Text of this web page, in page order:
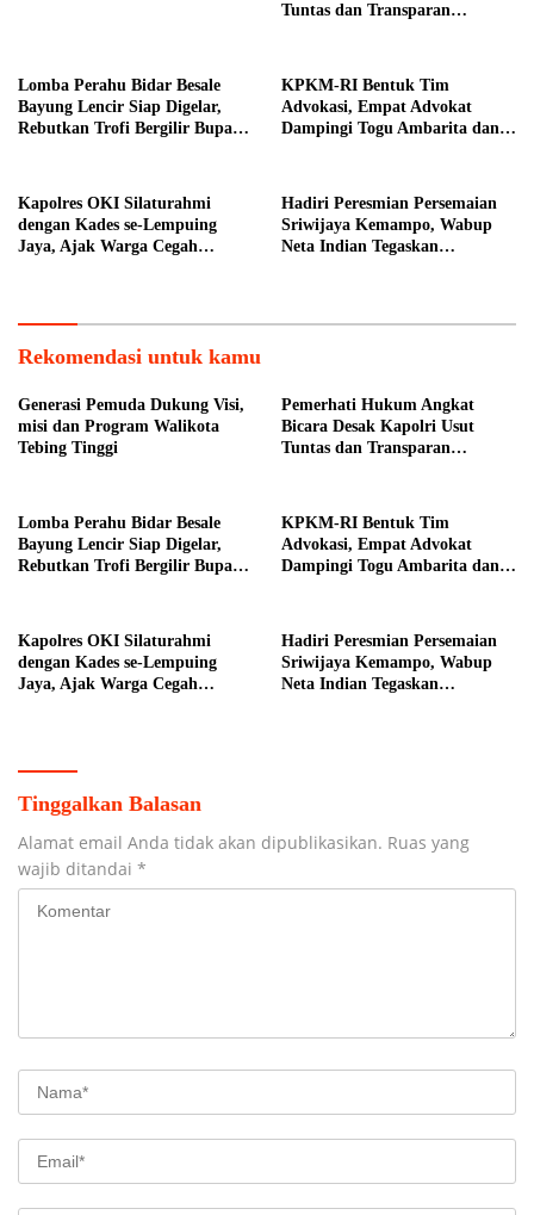
Tuntas dan Transparan
Lomba Perahu Bidar Besale
Bayung Lencir Siap Digelar,
Rebutkan Trofi Bergilir Bupati
KPKM-RI Bentuk Tim
Advokasi, Empat Advokat
Dampingi Togu Ambarita dan
Kapolres OKI Silaturahmi
dengan Kades se-Lempuing
Jaya, Ajak Warga Cegah
Hadiri Peresmian Persemaian
Sriwijaya Kemampo, Wabup
Neta Indian Tegaskan
Rekomendasi untuk kamu
Generasi Pemuda Dukung Visi,
misi dan Program Walikota
Tebing Tinggi
Pemerhati Hukum Angkat
Bicara Desak Kapolri Usut
Tuntas dan Transparan
Lomba Perahu Bidar Besale
Bayung Lencir Siap Digelar,
Rebutkan Trofi Bergilir Bupati
KPKM-RI Bentuk Tim
Advokasi, Empat Advokat
Dampingi Togu Ambarita dan
Kapolres OKI Silaturahmi
dengan Kades se-Lempuing
Jaya, Ajak Warga Cegah
Hadiri Peresmian Persemaian
Sriwijaya Kemampo, Wabup
Neta Indian Tegaskan
Tinggalkan Balasan
Alamat email Anda tidak akan dipublikasikan. Ruas yang
wajib ditandai *